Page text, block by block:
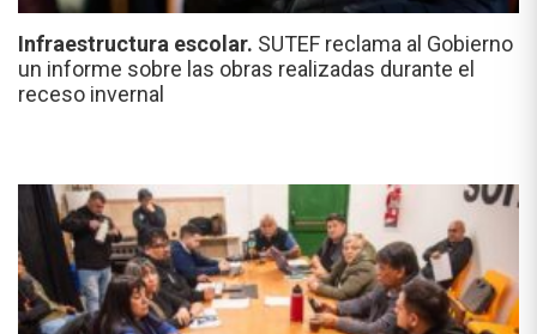
Infraestructura escolar. SUTEF reclama al Gobierno
un informe sobre las obras realizadas durante el
receso invernal